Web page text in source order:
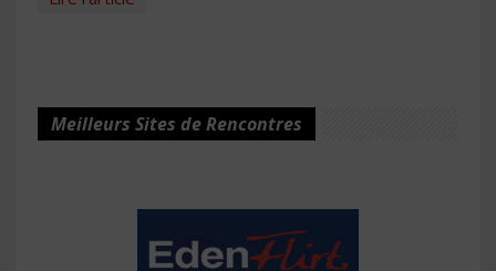
Meilleurs Sites de Rencontres